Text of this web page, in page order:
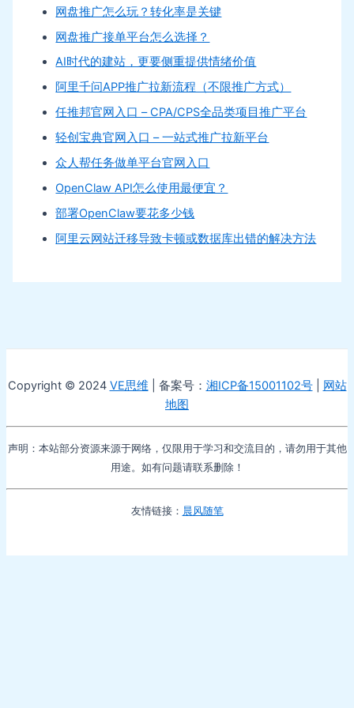
网盘推广怎么玩？转化率是关键
网盘推广接单平台怎么选择？
AI时代的建站，更要侧重提供情绪价值
阿里千问APP推广拉新流程（不限推广方式）
任推邦官网入口 – CPA/CPS全品类项目推广平台
轻创宝典官网入口 – 一站式推广拉新平台
众人帮任务做单平台官网入口
OpenClaw API怎么使用最便宜？
部署OpenClaw要花多少钱
阿里云网站迁移导致卡顿或数据库出错的解决方法
Copyright © 2024 VE思维 | 备案号： 湘ICP备15001102号| 网站
地图
声明：本站部分资源来源于网络，仅限用于学习和交流目的，请勿用于其他
用途。如有问题请联系删除！
友情链接： 晨风随笔